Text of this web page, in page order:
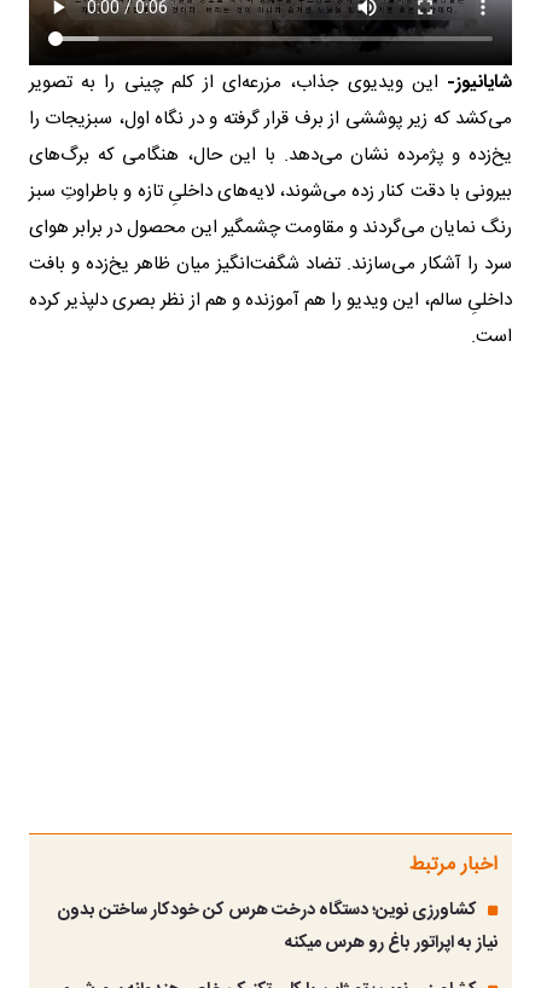
شایانیوز- این ویدیوی جذاب، مزرعه‌ای از کلم چینی را به تصویر
می‌کشد که زیر پوششی از برف قرار گرفته و در نگاه اول، سبزیجات را
یخ‌زده و پژمرده نشان می‌دهد. با این حال، هنگامی که برگ‌های
بیرونی با دقت کنار زده می‌شوند، لایه‌های داخلیِ تازه و باطراوتِ سبز
رنگ نمایان می‌گردند و مقاومت چشمگیر این محصول در برابر هوای
سرد را آشکار می‌سازند. تضاد شگفت‌انگیز میان ظاهر یخ‌زده و بافت
داخلیِ سالم، این ویدیو را هم آموزنده و هم از نظر بصری دلپذیر کرده
است.
اخبار مرتبط
کشاورزی نوین؛ دستگاه درخت هرس کن خودکار ساختن بدون
نیاز به اپراتور باغ رو هرس میکنه